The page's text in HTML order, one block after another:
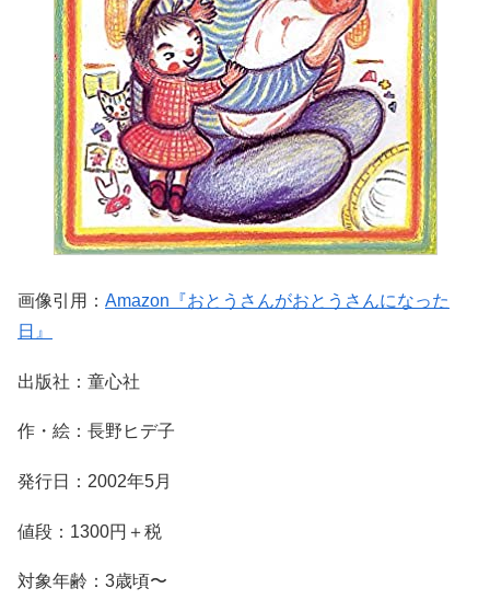
画像引用： Amazon『おとうさんがおとうさんになった
日』
出版社：童心社
作・絵：長野ヒデ子
発行日：2002年5月
値段：1300円＋税
対象年齢：3歳頃〜